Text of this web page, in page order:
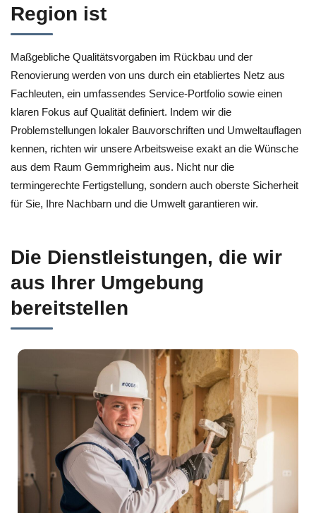
Region ist
Maßgebliche Qualitätsvorgaben im Rückbau und der
Renovierung werden von uns durch ein etabliertes Netz aus
Fachleuten, ein umfassendes Service-Portfolio sowie einen
klaren Fokus auf Qualität definiert. Indem wir die
Problemstellungen lokaler Bauvorschriften und Umweltauflagen
kennen, richten wir unsere Arbeitsweise exakt an die Wünsche
aus dem Raum Gemmrigheim aus. Nicht nur die
termingerechte Fertigstellung, sondern auch oberste Sicherheit
für Sie, Ihre Nachbarn und die Umwelt garantieren wir.
Die Dienstleistungen, die wir
aus Ihrer Umgebung
bereitstellen